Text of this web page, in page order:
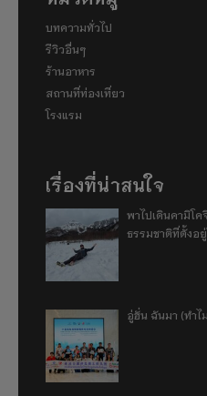
บทความทั่วไป
รีวิวอื่นๆ
ร้านอาหาร
สถานที่ท่องเที่ยว
โรงแรม
เรื่องที่น่าสนใจ
พาไปเดินคามิโค
ธรรมชาติที่ตั้งอ
อู่ฮั่น ฉันมา (ทำไ